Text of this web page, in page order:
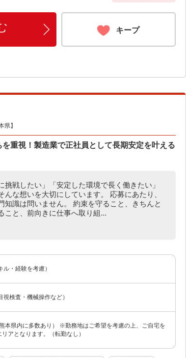
キープ
】
重視！製造業で正社員として長期安定を叶える
挑戦したい」「安定した環境で長く働きたい」
んな想いを大切にしています。 応募にあたり、
知識は問いません。 約束を守ること、きちんと
こと、前向きに仕事へ取り組...
・経験を考慮）
検査・機械操作など）
本県内に多数あり） ※勤務地はご希望を考慮の上、ご自宅を
アとなります。（転勤なし）